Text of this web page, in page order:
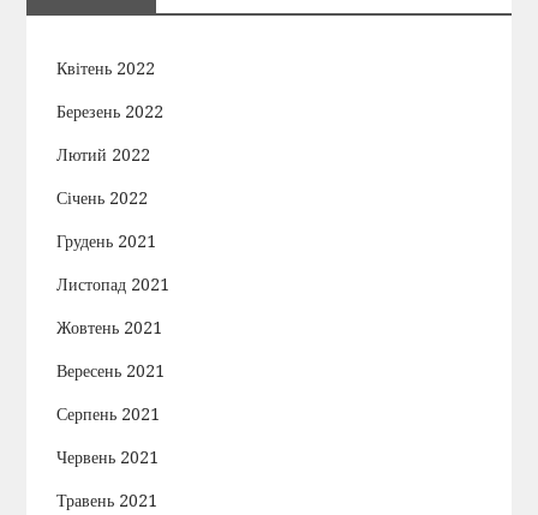
Квітень 2022
Березень 2022
Лютий 2022
Січень 2022
Грудень 2021
Листопад 2021
Жовтень 2021
Вересень 2021
Серпень 2021
Червень 2021
Травень 2021